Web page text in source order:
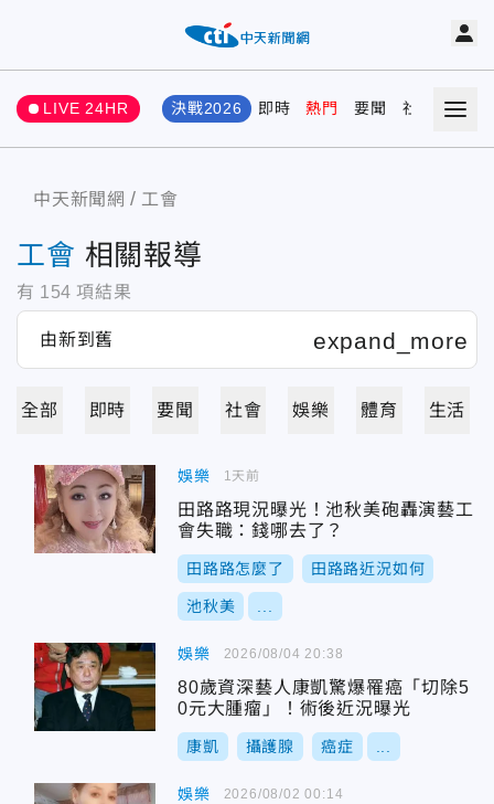
LIVE 24HR 決戰2026 即時 熱門 要聞 社會 娛樂
中天新聞網 工會
工會 相關報導
有 154 項結果
全部 即時 要聞 社會 娛樂 體育 生活
娛樂
田路路現況曝光！池秋美砲轟演藝工
會失職：錢哪去了？
田路路怎麼了 田路路近況如何
池秋美
1天前
娛樂
80歲資深藝人康凱驚爆罹癌「切除5
0元大腫瘤」！術後近況曝光
康凱 攝護腺 癌症
2026/08/04 20:38
娛樂 2026/08/02 00:14